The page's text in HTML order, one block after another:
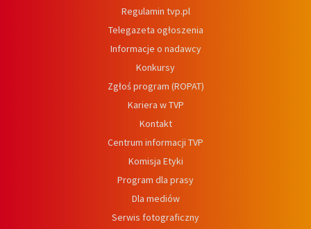
Regulamin tvp.pl
Telegazeta ogłoszenia
Informacje o nadawcy
Konkursy
Zgłoś program (ROPAT)
Kariera w TVP
Kontakt
Centrum informacji TVP
Komisja Etyki
Program dla prasy
Dla mediów
Serwis fotograficzny